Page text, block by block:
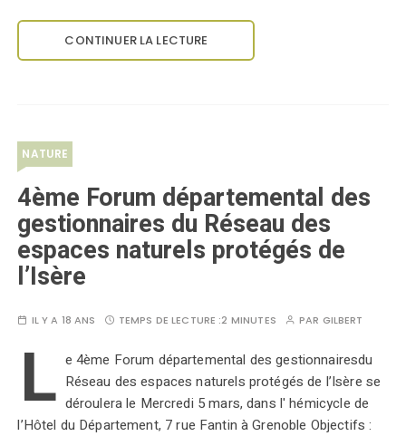
CONTINUER LA LECTURE
NATURE
4ème Forum départemental des
gestionnaires du Réseau des
espaces naturels protégés de
l’Isère
IL Y A 18 ANS TEMPS DE LECTURE :2 MINUTES PAR GILBERT
L e 4ème Forum départemental des gestionnairesdu
Réseau des espaces naturels protégés de l’Isère se
déroulera le Mercredi 5 mars, dans l' hémicycle de
l’Hôtel du Département, 7 rue Fantin à Grenoble Objectifs :